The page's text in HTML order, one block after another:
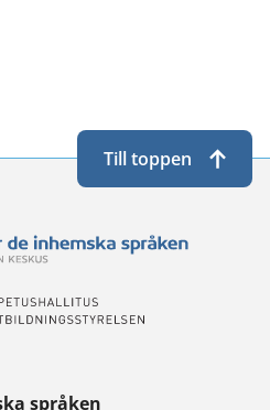
språken
Till toppen